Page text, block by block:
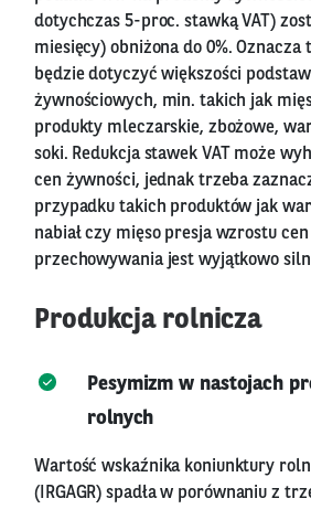
dotychczas 5-proc. stawką VAT)
miesięcy) obniżona do 0%. Oznacza
będzie dotyczyć większości
żywnościowych, min. takich jak
produkty mleczarskie, zbożowe,
soki. Redukcja stawek VAT może
cen żywności, jednak trzeba
przypadku takich produktów jak
nabiał czy mięso presja wzrostu
przechowywania jest wyjątkowo
Produkcja rolnicza
Pesymizm w nastojach
rolnych
Wartość wskaźnika koniunktury
(IRGAGR) spadła w porównaniu z